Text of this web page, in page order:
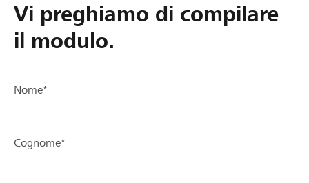
Vi preghiamo di compilare
il modulo.
Nome*
Cognome*